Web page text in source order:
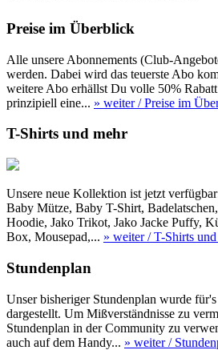
Preise im Überblick
Alle unsere Abonnements (Club-
werden. Dabei wird das teuerste Abo
weitere Abo erhällst Du volle 50%
prinzipiell eine... » weiter/ Preise im
T-Shirts und mehr
Unsere neue Kollektion ist jetzt
Baby Mütze, Baby T-Shirt,
Hoodie, Jako Trikot, Jako Jacke Puffy,
Box, Mousepad,... » weiter/ T-Shirts und
Stundenplan
Unser bisheriger Stundenplan wurde
dargestellt. Um Mißverständnisse zu
Stundenplan in der Community zu
auch auf dem Handy... » weiter/